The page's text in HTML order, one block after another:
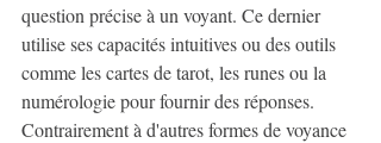
question précise à un voyant. Ce dernier
utilise ses capacités intuitives ou des outils
comme les cartes de tarot, les runes ou la
numérologie pour fournir des réponses.
Contrairement à d'autres formes de voyance